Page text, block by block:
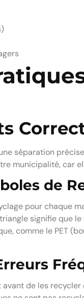
séparation
municipalité, car
de
pour chaque
signifie que
comme le PET
de les